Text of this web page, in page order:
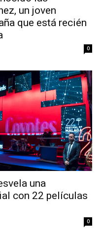
un joven
que está recién
0
una
con 22 películas
0